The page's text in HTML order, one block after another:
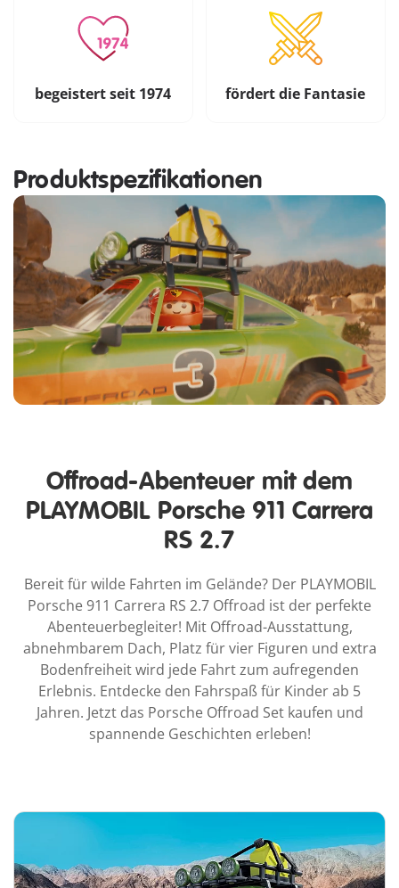
begeistert seit 1974 fördert die Fantasie
Produktspezifikationen
Offroad-Abenteuer mit dem
PLAYMOBIL Porsche 911 Carrera
RS 2.7
Bereit für wilde Fahrten im Gelände? Der PLAYMOBIL
Porsche 911 Carrera RS 2.7 Offroad ist der perfekte
Abenteuerbegleiter! Mit Offroad-Ausstattung,
abnehmbarem Dach, Platz für vier Figuren und extra
Bodenfreiheit wird jede Fahrt zum aufregenden
Erlebnis. Entdecke den Fahrspaß für Kinder ab 5
Jahren. Jetzt das Porsche Offroad Set kaufen und
spannende Geschichten erleben!